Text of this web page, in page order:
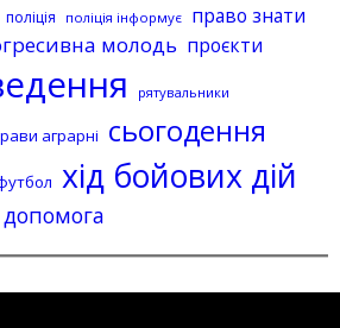
поліція поліція інформує право знати
молодь проєкти
рятувальники
аграрні сьогодення
хід бойових дій